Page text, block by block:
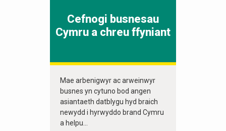
Cefnogi busnesau
Cymru a chreu ffyniant
Mae arbenigwyr ac arweinwyr
busnes yn cytuno bod angen
asiantaeth datblygu hyd braich
newydd i hyrwyddo brand Cymru
a helpu...